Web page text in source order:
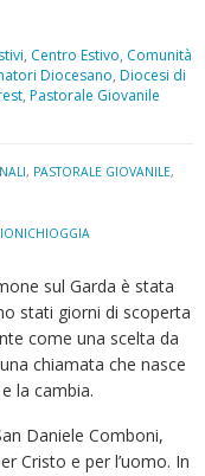
, Centro Estivo, Comunità
Diocesano, Diocesi di
, Pastorale Giovanile
, PASTORALE GIOVANILE,
sul Garda è stata
stati giorni di scoperta
come una scelta da
chiamata che nasce
la cambia.
Daniele Comboni,
Cristo e per l’uomo. In